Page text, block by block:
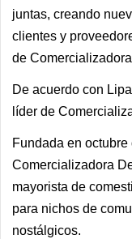
juntas, creando
clientes y
de
De acuerdo con
líder de
Fundada en
Comercializadora
mayorista de
para nichos de
nostálgicos.